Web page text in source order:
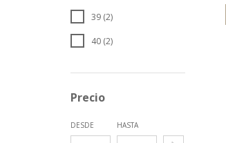
39 (2)
40 (2)
Precio
DESDE HASTA